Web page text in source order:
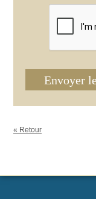
Envoyer
« Retour